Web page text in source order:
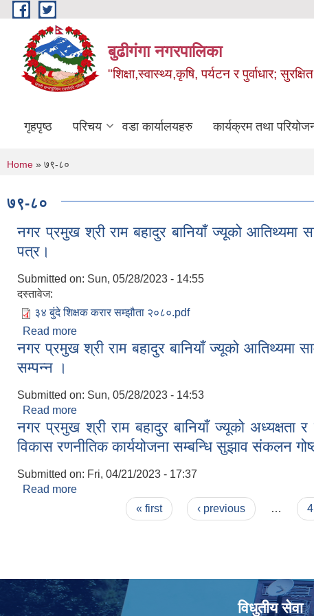
Skip to main content
बुढीगंगा नगरपालिका
"शिक्षा,स्वास्थ्य,कृषि, पर्यटन र पुर्वाधार;
गृहपृष्ठ परिचय वडा कार्यालयहरु कार्यक्रम तथा
You are here
Home » ७९-८०
७९-८०
नगर प्रमुख श्री राम बहादुर बानियाँ ज्यूको आतिथ्यमा
पत्र।
Submitted on: Sun, 05/28/2023 - 14:55
दस्तावेज:
३४ बुंदे शिक्षक करार सम्झौता २०८०.pdf
Read more
नगर प्रमुख श्री राम बहादुर बानियाँ ज्यूको आतिथ्यमा
सम्पन्न ।
Submitted on: Sun, 05/28/2023 - 14:53
Read more
नगर प्रमुख श्री राम बहादुर बानियाँ ज्यूको अध्यक्षता
विकास रणनीतिक कार्ययोजना सम्बन्धि सुझाव संकलन
Submitted on: Fri, 04/21/2023 - 17:37
Read more
संकलन गोष्ठी सम्पन्न ।।
« first ‹ previous … 4
विधुतीय सेवा